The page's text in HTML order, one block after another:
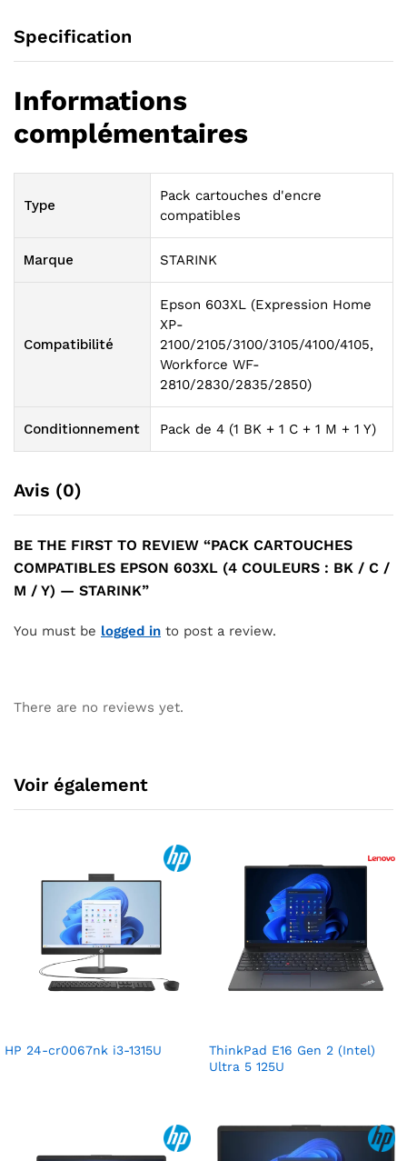
Specification
Informations
complémentaires
Type
Pack cartouches d'encre
compatibles
Marque STARINK
Compatibilité
Epson 603XL (Expression Home
XP-
2100/2105/3100/3105/4100/4105,
Workforce WF-
2810/2830/2835/2850)
Conditionnement Pack de 4 (1 BK + 1 C + 1 M + 1 Y)
Avis (0)
BE THE FIRST TO REVIEW “PACK CARTOUCHES
COMPATIBLES EPSON 603XL (4 COULEURS : BK / C /
M / Y) — STARINK”
You must be logged in to post a review.
There are no reviews yet.
Voir également
HP 24-cr0067nk i3-1315U
ThinkPad E16 Gen 2 (Intel)
Ultra 5 125U